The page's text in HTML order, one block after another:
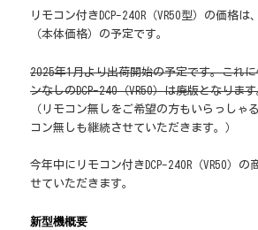
リモコン付きDCP-240R（VR50型）の価格は
（本体価格）の予定です。
2025年1月より出荷開始の予定です。これ
ンなしのDCP-240（VR50）は廃版となりま
（リモコン無しをご希望の方もいらっしゃ
コン無しも継続させていただきます。）
今年中にリモコン付きDCP-240R（VR50）
せていただきます。
新型機概要